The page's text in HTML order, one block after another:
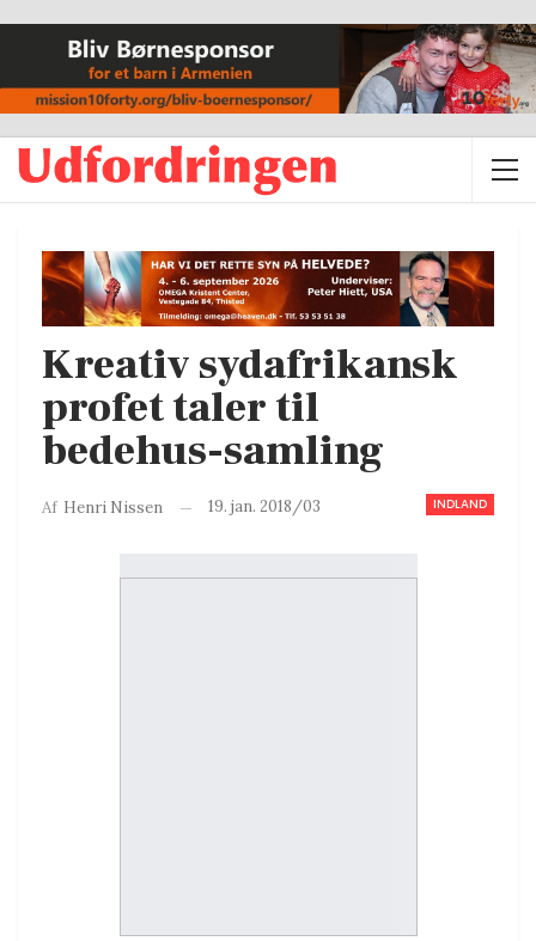
Kreativ sydafrikansk
profet taler til
bedehus-samling
INDLAND
Af Henri Nissen 19. jan. 2018/03